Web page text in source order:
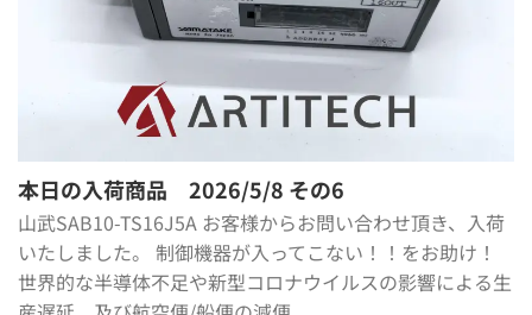
本日の入荷商品 2026/5/8 その6
山武SAB10-TS16J5A お客様からお問い合わせ頂き、入荷
いたしました。 制御機器が入ってこない！！をお助け！
世界的な半導体不足や新型コロナウイルスの影響による生